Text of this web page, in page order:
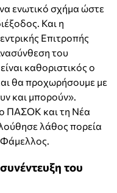
ενωτικό σχήμα ώστε
Και η
Επιτροπής
του
καθοριστικός ο
θα προχωρήσουμε με
και μπορούν».
ΠΑΣΟΚ και τη Νέα
λάθος πορεία
του